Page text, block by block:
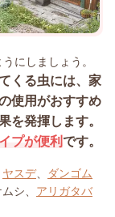
にしましょう。
くる虫には、家
使用がおすすめ
を発揮します。
プが便利です。
ヤスデ、
ダンゴム
ムシ、 アリガタバ